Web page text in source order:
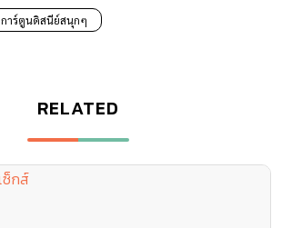
การ์ตูนดิสนีย์สนุกๆ
RELATED